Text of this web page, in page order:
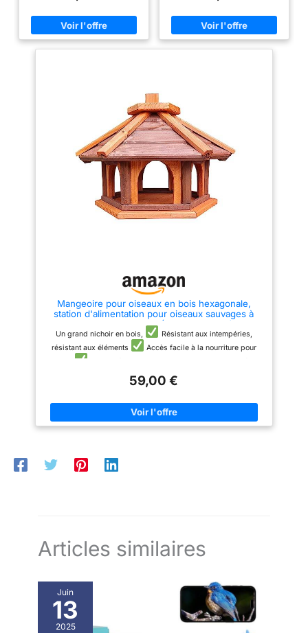
La mangeoire est
déjà montée,
Spécifications
techniques
1. Matériau :
nichoir est déjà monté Beau
design. Décoration de jardin en
bois La mangeoire pour oiseaux
sauvages convient pour
l'alimentation en hiver ou
pendant toute l'année dans le
jardin ou sur le balcon
53 cm Couleur : naturel, marron
Beau design
Mangeoire pour oiseaux en bois hexagonale,
station d'alimentation pour oiseaux sauvages à
poser pour le jardin (Marron+Rouge)
Un grand nichoir en bois,
Résistant aux intempéries,
résistant aux éléments
Accès facile à la nourriture pour
La mangeoire est déjà montée,
1. Matériau : bois de pin 2. Mangeoire à
Mangeoire à oiseaux, largeur intérieure : 40 cm La mangeoire
est déjà montée Beau design. Décoration de jardin en bois La
mangeoire pour oiseaux sauvages convient pour l'alimentation
59,00 €
Articles similaires
Juin
13
2025